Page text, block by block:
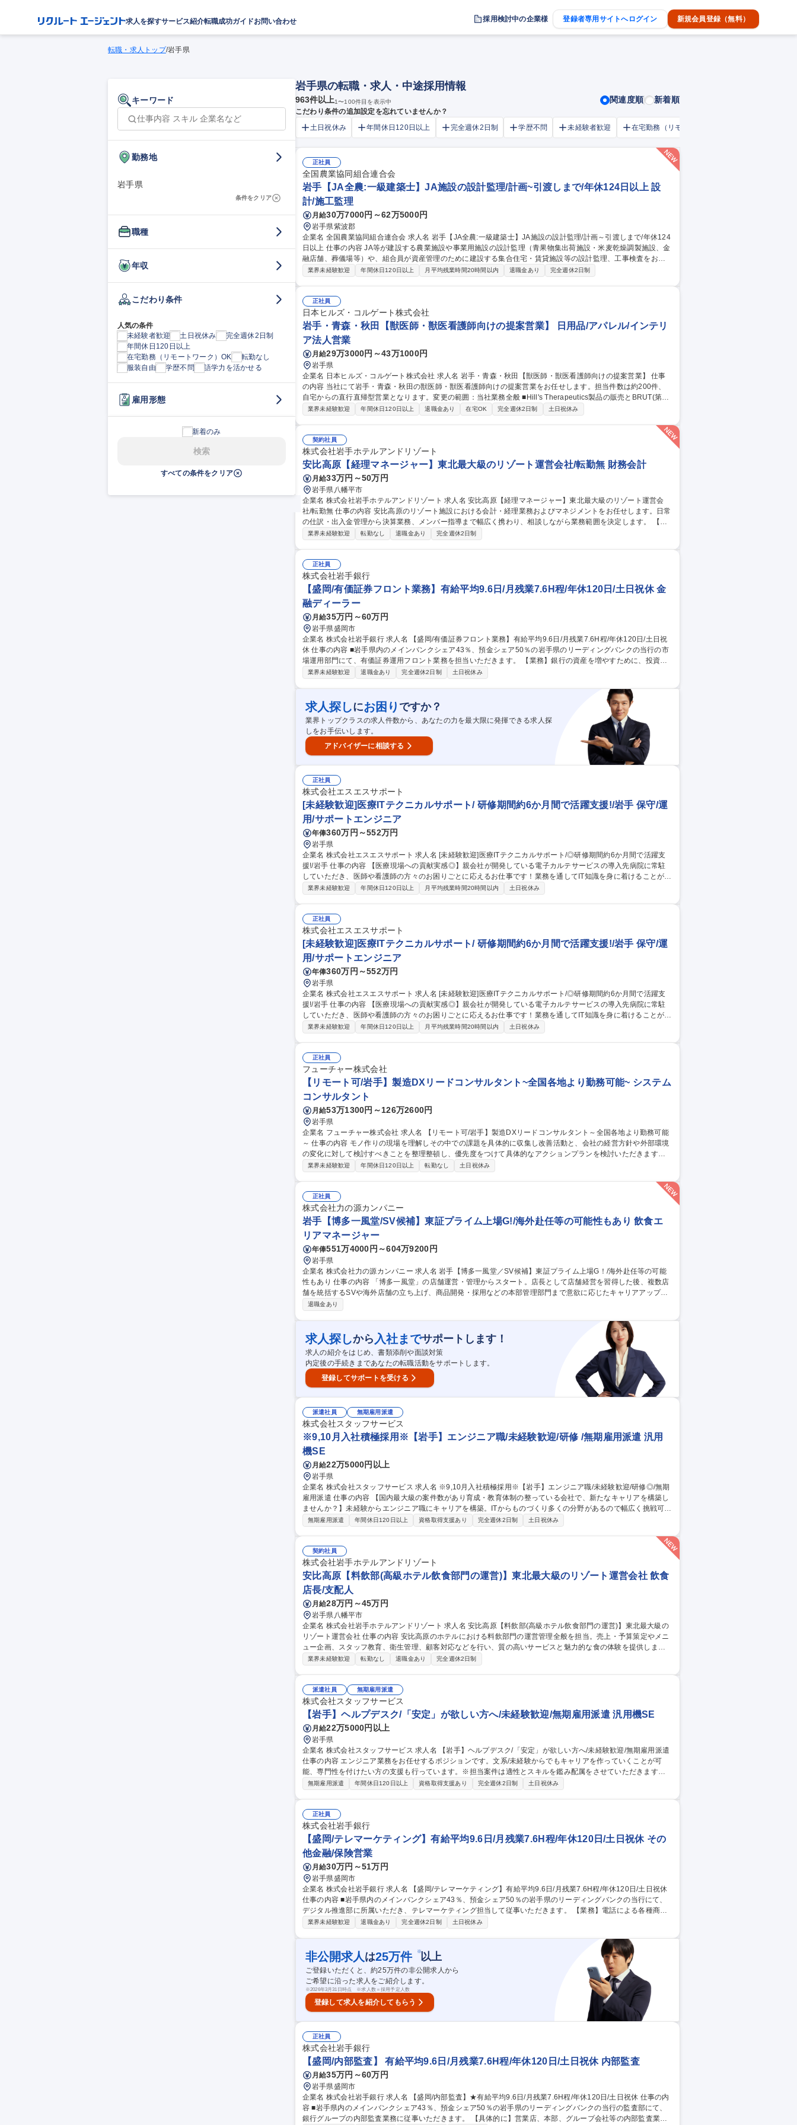
求人を探すサービス紹介転職成功ガイドお問い合わせ 採用検討中の企業様 登録者専用サイトへログイン 新規会員登録（無料）
転職・求人トップ/岩手県
キーワード
勤務地
岩手県
条件をクリア
職種
年収
こだわり条件
人気の条件
未経験者歓迎
土日祝休み
完全週休2日制
年間休日120日以上
在宅勤務（リモートワーク）OK
転勤なし
服装自由
学歴不問 語学力を活かせる
雇用形態
新着のみ
検索
すべての条件をクリア
岩手県の転職・求人・中途採用情報
963件以上1〜100件目を表示中 関連度順 新着順
こだわり条件の追加設定を忘れていませんか？
土日祝休み
年間休日120日以上 完全週休2日制 学歴不問 未経験者歓迎 在宅勤務（リモートワーク）OK
正社員
全国農業協同組合連合会
岩手【JA全農:一級建築士】JA施設の設計監理/計画~引渡しまで/年休124日以上 設
計/施工監理
月給30万7000円～62万5000円
岩手県紫波郡
企業名 全国農業協同組合連合会 求人名 岩手【JA全農:一級建築士】JA施設の設計監理/計画～引渡しまで/年休124
日以上 仕事の内容 JA等が建設する農業施設や事業用施設の設計監理（青果物集出荷施設・米麦乾燥調製施設、金
融店舗、葬儀場等）や、組合員が資産管理のために建設する集合住宅・賃貸施設等の設計監理、工事検査をお任
せいたします。 ■JAからの施設建設に関する相談対応■要望整理、計画案作成、概算工事費算出■基本設計/実施設
を取り巻く環境変化に伴い、施設の集約・再編や地域農業の将来を見据えた建設計画が必要になっているため。
募集職種 岩手【JA全農:一級建築士】JA施設の設計監理/計画～引渡しまで/年休124日以上
業界未経験歓迎 年間休日120日以上 月平均残業時間20時間以内 退職金あり 完全週休2日制
正社員
日本ヒルズ・コルゲート株式会社
岩手・青森・秋田【獣医師・獣医看護師向けの提案営業】 日用品/アパレル/インテリ
ア法人営業
月給29万3000円～43万1000円
岩手県
企業名 日本ヒルズ・コルゲート株式会社 求人名 岩手・青森・秋田【獣医師・獣医看護師向けの提案営業】 仕事
の内容 当社にて岩手・青森・秋田の獣医師・獣医看護師向けの提案営業をお任せします。担当件数は約200件、
自宅からの直行直帰型営業となります。変更の範囲：当社業務全般 ■Hill's Therapeutics製品の販売とBRUT(第一
推奨ブランド)推進活動においてKPIを達成■獣医学術チームと協業し商品の栄養学的な優位性について、獣医師・
し獣医チャネル営業本部のリーダーシップチームの指示に従い必要な販売計画やプログラムにそって優先事項を
実行。問題が発生した場合にリカバリーを実施。 募集職種 岩手・青森・秋田【獣医師・獣医看護師向けの提案営
業】
業界未経験歓迎 年間休日120日以上 退職金あり 在宅OK 完全週休2日制 土日祝休み
契約社員
株式会社岩手ホテルアンドリゾート
安比高原【経理マネージャー】東北最大級のリゾート運営会社/転勤無 財務会計
月給33万円～50万円
岩手県八幡平市
企業名 株式会社岩手ホテルアンドリゾート 求人名 安比高原【経理マネージャー】東北最大級のリゾート運営会
社/転勤無 仕事の内容 安比高原のリゾート施設における会計・経理業務およびマネジメントをお任せします。日常
の仕訳・出入金管理から決算業務、メンバー指導まで幅広く携わり、相談しながら業務範囲を決定します。 【詳
細】・請求書の支払い処理、現預金管理、売上計上・入金管理 ・日次～月次・年次決算業務の遂行 ・経理メンバ
てマネジメントスキルを磨いていただけます。 募集職種 安比高原【経理マネージャー】東北最大級のリゾート運
営会社/転勤無
業界未経験歓迎 転勤なし 退職金あり 完全週休2日制
正社員
株式会社岩手銀行
【盛岡/有価証券フロント業務】有給平均9.6日/月残業7.6H程/年休120日/土日祝休 金
融ディーラー
月給35万円～60万円
岩手県盛岡市
企業名 株式会社岩手銀行 求人名 【盛岡/有価証券フロント業務】有給平均9.6日/月残業7.6H程/年休120日/土日祝
休 仕事の内容 ■岩手県内のメインバンクシェア43％、預金シェア50％の岩手県のリーディングバンクの当行の市
場運用部門にて、有価証券運用フロント業務を担当いただきます。 【業務】銀行の資産を増やすために、投資先
の銘柄やそのポートフォリオについて決定する等の市場運用業務をお任せします【具体的に】■有価証券運用(債
成、関連部署連携等の業務を担っていただきます【魅力】専門的知識と経験を活かし、当行の利益成長に貢献す
ることができます。 募集職種 【盛岡/有価証券フロント業務】有給平均9.6日/月残業7.6H程/年休120日/土日祝休
業界未経験歓迎 退職金あり 完全週休2日制 土日祝休み
求人探しにお困り ですか？
業界トップクラスの求人件数から、あなたの力を最大限に発揮できる求人探
しをお手伝いします。
アドバイザーに相談する
正社員
株式会社エスエスサポート
[未経験歓迎]医療ITテクニカルサポート/ 研修期間約6か月間で活躍支援!/岩手 保守/運
用/サポートエンジニア
年俸360万円～552万円
岩手県
企業名 株式会社エスエスサポート 求人名 [未経験歓迎]医療ITテクニカルサポート/◎研修期間約6か月間で活躍支
援!/岩手 仕事の内容 【医療現場への貢献実感◎】親会社が開発している電子カルテサービスの導入先病院に常駐
していただき、医師や看護師の方々のお困りごとに応えるお仕事です！業務を通してIT知識を身に着けることが可
能！ 【具体的には】システムの操作説明、PCトラブルシューティング、データバックアップ確認等のテクニカル
も勉強いただきながら徐々にお任せいたします。 募集職種 [未経験歓迎]医療ITテクニカルサポート/◎研修期間約6
か月間で活躍支援!/岩手
業界未経験歓迎 年間休日120日以上 月平均残業時間20時間以内 土日祝休み
正社員
株式会社エスエスサポート
[未経験歓迎]医療ITテクニカルサポート/ 研修期間約6か月間で活躍支援!/岩手 保守/運
用/サポートエンジニア
年俸360万円～552万円
岩手県
企業名 株式会社エスエスサポート 求人名 [未経験歓迎]医療ITテクニカルサポート/◎研修期間約6か月間で活躍支
援!/岩手 仕事の内容 【医療現場への貢献実感◎】親会社が開発している電子カルテサービスの導入先病院に常駐
していただき、医師や看護師の方々のお困りごとに応えるお仕事です！業務を通してIT知識を身に着けることが可
能！ 【具体的には】システムの操作説明、PCトラブルシューティング、データバックアップ確認等のテクニカル
も勉強いただきながら徐々にお任せいたします。 募集職種 [未経験歓迎]医療ITテクニカルサポート/◎研修期間約6
か月間で活躍支援!/岩手
業界未経験歓迎 年間休日120日以上 月平均残業時間20時間以内 土日祝休み
正社員
フューチャー株式会社
【リモート可/岩手】製造DXリードコンサルタント~全国各地より勤務可能~ システム
コンサルタント
月給53万1300円～126万2600円
岩手県
企業名 フューチャー株式会社 求人名 【リモート可/岩手】製造DXリードコンサルタント～全国各地より勤務可能
～ 仕事の内容 モノ作りの現場を理解しその中での課題を具体的に収集し改善活動と、会社の経営方針や外部環境
の変化に対して検討すべきことを整理整頓し、優先度をつけて具体的なアクションプランを検討いただきます。
そしてプランに従い具体的なプロジェクトを立ち上げ、パートナーの選定や自らが手を動かして案件の推進を行
デザインから、システムを設計・開発■クラウドを活用した全体アーキテクチャのデザインおよび構築■業務の中
身や技術を理解し、お客さまと伴走して、プロジェクトを推進 募集職種 【リモート可/岩手】製造DXリードコン
サルタント～全国各地より勤務可能～
業界未経験歓迎 年間休日120日以上 転勤なし 土日祝休み
正社員
株式会社力の源カンパニー
岩手【博多一風堂/SV候補】東証プライム上場G!/海外赴任等の可能性もあり 飲食エ
リアマネージャー
年俸551万4000円～604万9200円
岩手県
企業名 株式会社力の源カンパニー 求人名 岩手【博多一風堂／SV候補】東証プライム上場G！/海外赴任等の可能
性もあり 仕事の内容 「博多一風堂」の店舗運営・管理からスタート。店長として店舗経営を習得した後、複数店
舗を統括するSVや海外店舗の立ち上げ、商品開発・採用などの本部管理部門まで意欲に応じたキャリアアップが
可能です。 【主要業務一覧】 ■調理業務、仕込み、ホールでの接客・サービス業務 ■売上金・食材の管理および店
一風堂／SV候補】東証プライム上場G！/海外赴任等の可能性もあり
退職金あり
求人探しから 入社までサポートします！
求人の紹介をはじめ、書類添削や面談対策
内定後の手続きまであなたの転職活動をサポートします。
登録してサポートを受ける
派遣社員 無期雇用派遣
株式会社スタッフサービス
※9,10月入社積極採用※【岩手】エンジニア職/未経験歓迎/研修 /無期雇用派遣 汎用
機SE
月給22万5000円以上
岩手県
企業名 株式会社スタッフサービス 求人名 ※9,10月入社積極採用※【岩手】エンジニア職/未経験歓迎/研修◎/無期
雇用派遣 仕事の内容 【国内最大級の案件数があり育成・教育体制の整っている会社で、新たなキャリアを構築し
ませんか？】未経験からエンジニア職にキャリアを構築。ITからものづくり多くの分野があるので幅広く挑戦可能
です 【未経験からでも活躍できる充実の研修制度と教育支援制度】目的に応じて、通信教育講座(約300講座)やイ
を図る事が可能です【業界トップクラスの案件数】大手メーカー中心に年間7万件以上のプロジェクトがあり、未
経験からでも活躍できるチャンスがあります※詳細の案件例はフリーコメント記載 募集職種 ※9,10月入社積極採
用※【岩手】エンジニア職/未経験歓迎/研修◎/無期雇用派遣
無期雇用派遣 年間休日120日以上 資格取得支援あり 完全週休2日制 土日祝休み
契約社員
株式会社岩手ホテルアンドリゾート
安比高原【料飲部(高級ホテル飲食部門の運営)】東北最大級のリゾート運営会社 飲食
店長/支配人
月給28万円～45万円
岩手県八幡平市
企業名 株式会社岩手ホテルアンドリゾート 求人名 安比高原【料飲部(高級ホテル飲食部門の運営)】東北最大級の
リゾート運営会社 仕事の内容 安比高原のホテルにおける料飲部門の運営管理全般を担当。売上・予算策定やメニ
ュー企画、スタッフ教育、衛生管理、顧客対応などを行い、質の高いサービスと魅力的な食の体験を提供しま
す。 【詳細】・飲食部門の運営管理・収支管理、売上・予算策定 ・メニューの企画・立案 ・スタッフの教育・指
レジャー等、多角的な事業を展開する企業だからこそ、幅広いキャリア形成が可能です。 募集職種 安比高原【料
飲部(高級ホテル飲食部門の運営)】東北最大級のリゾート運営会社
業界未経験歓迎 転勤なし 退職金あり 完全週休2日制
派遣社員 無期雇用派遣
株式会社スタッフサービス
【岩手】ヘルプデスク/「安定」が欲しい方へ/未経験歓迎/無期雇用派遣 汎用機SE
月給22万5000円以上
岩手県
企業名 株式会社スタッフサービス 求人名 【岩手】ヘルプデスク/「安定」が欲しい方へ/未経験歓迎/無期雇用派遣
仕事の内容 エンジニア業務をお任せするポジションです。文系/未経験からでもキャリアを作っていくことが可
能、専門性を付けたい方の支援も行っています。※担当案件は適性とスキルを鑑み配属をさせていただきます。
【未経験からでも活躍できる充実の研修制度と教育支援制度】目的に応じて、通信教育講座(約300講座)やe-ラー
からでも活躍できるチャンスがあります※詳細の案件例はフリーコメント記載 募集職種 【岩手】ヘルプデスク/
「安定」が欲しい方へ/未経験歓迎/無期雇用派遣
無期雇用派遣 年間休日120日以上 資格取得支援あり 完全週休2日制 土日祝休み
正社員
株式会社岩手銀行
【盛岡/テレマーケティング】有給平均9.6日/月残業7.6H程/年休120日/土日祝休 その
他金融/保険営業
月給30万円～51万円
岩手県盛岡市
企業名 株式会社岩手銀行 求人名 【盛岡/テレマーケティング】有給平均9.6日/月残業7.6H程/年休120日/土日祝休
仕事の内容 ■岩手県内のメインバンクシェア43％、預金シェア50％の岩手県のリーディングバンクの当行にて、
デジタル推進部に所属いただき、テレマーケティング担当して従事いただきます。 【業務】電話による各種商品
の営業・提案・受付対応(テレマーケティング／インサイドセールス／コールセンター)【具体的に】・当行が提供
【魅力】・非対面取引といった顧客接点の重点分野に携われる。 ・指導体制があり、実践的にスキルアップ可
能。・成果が数字で見えやすく、成長実感と達成感を得やすい環境。 募集職種 【盛岡/テレマーケティング】有給
平均9.6日/月残業7.6H程/年休120日/土日祝休
業界未経験歓迎 退職金あり 完全週休2日制 土日祝休み
非公開求人 は25万件 ※以上
ご登録いただくと、約25万件の非公開求人から
ご希望に沿った求人をご紹介します。
※2026年3月31日時点 ※求人数＝採用予定人数
登録して求人を紹介してもらう
正社員
株式会社岩手銀行
【盛岡/内部監査】 有給平均9.6日/月残業7.6H程/年休120日/土日祝休 内部監査
月給35万円～60万円
岩手県盛岡市
企業名 株式会社岩手銀行 求人名 【盛岡/内部監査】★有給平均9.6日/月残業7.6H程/年休120日/土日祝休 仕事の内
容 ■岩手県内のメインバンクシェア43％、預金シェア50％の岩手県のリーディングバンクの当行の監査部にて、
銀行グループの内部監査業務に従事いただきます。 【具体的に】営業店、本部、グループ会社等の内部監査業務